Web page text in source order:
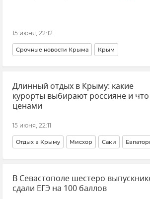
15 июня, 22:12
Срочные новости Крыма Крым
Новости Севастополя Севастополь
ГУ МЧС РФ по Республике Крым
Безопасность Республики Крым и Севастополя
Длинный отдых в Крыму: какие
курорты выбирают россияне и что
ценами
15 июня, 22:11
Отдых в Крыму Мисхор Саки
Судак Крым Крым курортный
Курортный сезон
В Севастополе шестеро
сдали ЕГЭ на 100 баллов